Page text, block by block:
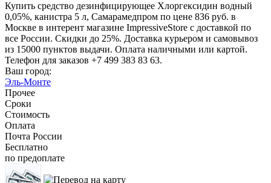
Купить средство дезинфицирующее Хлоргексидин водный
0,05%, канистра 5 л, Самарамедпром по цене 836 руб. в
Москве в интерент магазине ImpressiveStore с доставкой по
все России. Скидки до 25%. Доставка курьером и самовывоз
из 15000 пунктов выдачи. Оплата наличными или картой.
Телефон для заказов +7 499 383 83 63.
Ваш город:
Эль-Монте
Прочее
Сроки
Стоимость
Оплата
Почта России
Бесплатно
по предоплате